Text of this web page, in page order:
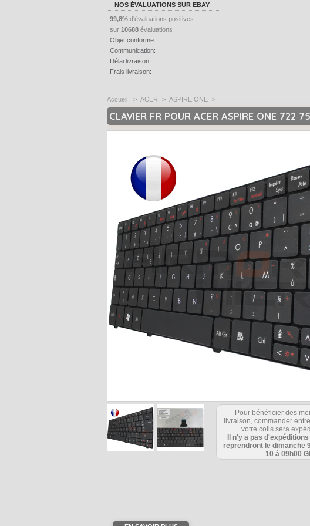
NOS ÉVALUATIONS SUR EBAY
99,8% d'évaluations positives
sur 10688 évaluations
Objet conforme:
Communication:
Délai livraison:
Frais livraison:
Accueil > ACER > ASPIRE ONE >
CLAVIER FR POUR ACER ASPIRE ONE 722
Pour bénéficier des
livraison, commander
votre colis sera
Il n'y a pas
reprendront le dimanche
10 à 09h00